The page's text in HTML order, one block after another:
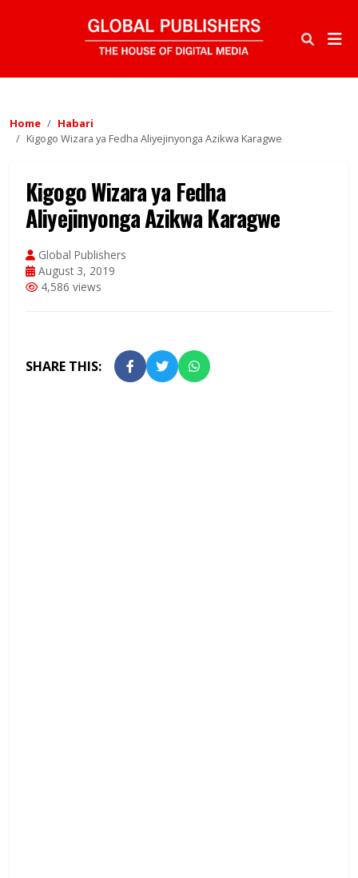
Home
Habari
Kigogo Wizara ya Fedha Aliyejinyonga Azikwa Karagwe
Kigogo Wizara ya Fedha
Aliyejinyonga Azikwa Karagwe
Global Publishers
August 3, 2019
4,586 views
SHARE THIS: